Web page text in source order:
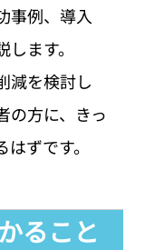
事例、導入
ます。
減を検討し
の方に、きっ
ずです。
ること